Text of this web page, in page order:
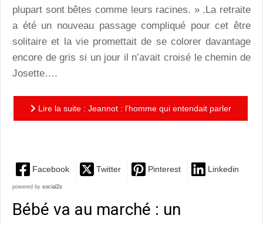
plupart sont bêtes comme leurs racines. » .La retraite
a été un nouveau passage compliqué pour cet être
solitaire et la vie promettait de se colorer davantage
encore de gris si un jour il n’avait croisé le chemin de
Josette….
Lire la suite : Jeannot : l’homme qui entendait parler
Facebook Twitter Pinterest Linkedin
powered by social2s
Bébé va au marché : un